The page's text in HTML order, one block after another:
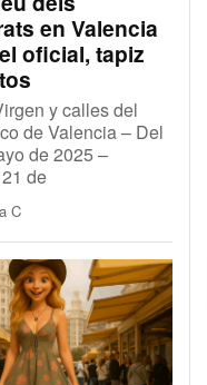
en Valencia
oficial, tapiz
y calles del
de Valencia – Del
de 2025 –
de
C